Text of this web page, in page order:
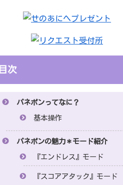
目次
パネポンってなに？
基本操作
パネポンの魅力＊モード紹介
『エンドレス』モード
『スコアアタック』モード